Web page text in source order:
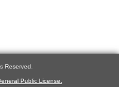
Reserved.
Public License.